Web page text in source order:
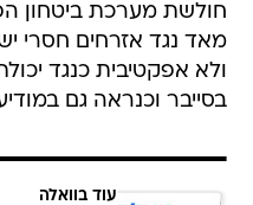
חולשת מערכת ביטחון
מאד נגד אזרחים חסרי
ולא אפקטיבית כנגד
בסייבר וכנראה גם
עוד בוואלה